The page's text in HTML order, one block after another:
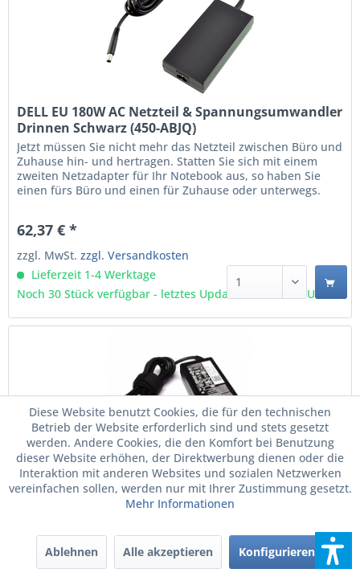
DELL EU 180W AC Netzteil & Spannungsumwandler
Drinnen Schwarz (450-ABJQ)
Jetzt müssen Sie nicht mehr das Netzteil zwischen Büro und
Zuhause hin- und hertragen. Statten Sie sich mit einem
zweiten Netzadapter für Ihr Notebook aus, so haben Sie
einen fürs Büro und einen für Zuhause oder unterwegs.
ausgelegt. Über den leistungsstarken...
62,37 € *
zzgl. MwSt.zzgl. Versandkosten
Lieferzeit 1-4 Werktage
Noch 30 Stück verfügbar - letztes Update 09.08 - 3:03 Uhr
DELL MGJN9 Netzteil & Spannungsumwandler
Drinnen 65 W Schwarz (450-AECL)
Ausgangsleistung: 65 W. Produktfarbe: Schwarz.
Kabellänge: 1,83 m. Menge pro Packung: 1 Stück(e)
Netzteiltyp: Drinnen Ausgangsleistung: 65 W Zweck: Laptop
Diese Website benutzt Cookies, die für den technischen
Betrieb der Website erforderlich sind und stets gesetzt
werden. Andere Cookies, die den Komfort bei Benutzung
dieser Website erhöhen, der Direktwerbung dienen oder die
Interaktion mit anderen Websites und sozialen Netzwerken
vereinfachen sollen, werden nur mit Ihrer Zustimmung gesetzt.
Mehr Informationen
Ablehnen Alle akzeptieren Konfigurieren